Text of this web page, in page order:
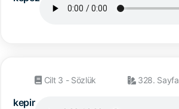
kepir
Cilt 3 - Sözlük 328. Sayfa